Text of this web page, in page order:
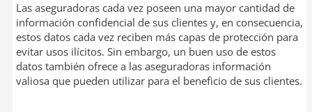
Las aseguradoras cada vez poseen una mayor cantidad de
información confidencial de sus clientes y, en consecuencia,
estos datos cada vez reciben más capas de protección para
evitar usos ilícitos. Sin embargo, un buen uso de estos
datos también ofrece a las aseguradoras información
valiosa que pueden utilizar para el beneficio de sus clientes.